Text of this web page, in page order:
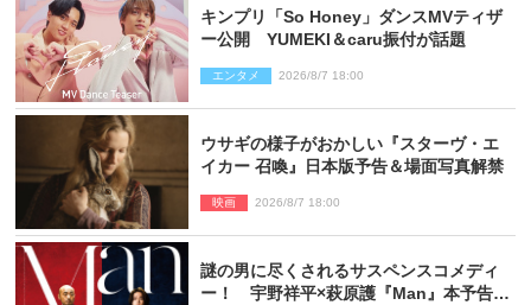
キンプリ「So Honey」ダンスMVティザ
ー公開 YUMEKI＆caru振付が話題
エンタメ 2026/8/7 18:00
ウサギの様子がおかしい『スターヴ・エ
イカー 召喚』日本版予告＆場面写真解禁
映画 2026/8/7 18:00
謎の男に尽くされるサスペンスコメディ
ー！ 宇野祥平×萩原護『Man』本予告＆